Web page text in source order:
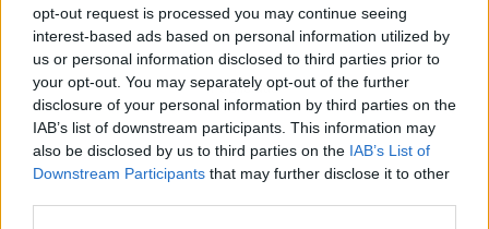
opt-out request is processed you may continue seeing
interest-based ads based on personal information utilized by
us or personal information disclosed to third parties prior to
your opt-out. You may separately opt-out of the further
disclosure of your personal information by third parties on the
IAB’s list of downstream participants. This information may
also be disclosed by us to third parties on the IAB’s List of
Downstream Participants that may further disclose it to other
Publicidad